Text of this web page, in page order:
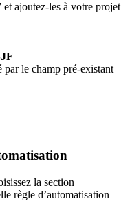
et ajoutez-les à votre projet
par le champ pré-existant
la section
règle d’automatisation